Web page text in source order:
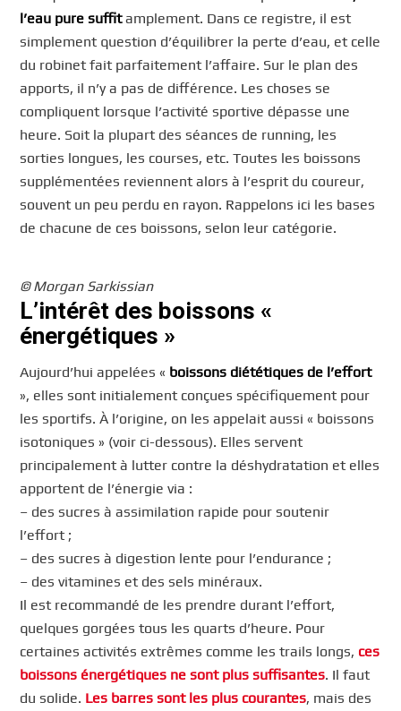
l’eau pure suffitamplement. Dans ce registre, il est
simplement question d’équilibrer la perte d’eau, et celle
du robinet fait parfaitement l’affaire. Sur le plan des
apports, il n’y a pas de différence. Les choses se
compliquent lorsque l’activité sportive dépasse une
heure. Soit la plupart des séances de running, les
sorties longues, les courses, etc. Toutes les boissons
supplémentées reviennent alors à l’esprit du coureur,
souvent un peu perdu en rayon. Rappelons ici les bases
de chacune de ces boissons, selon leur catégorie.
© Morgan Sarkissian
L’intérêt des boissons «
énergétiques »
Aujourd’hui appelées « boissons diététiques de l’effort
», elles sont initialement conçues spécifiquement pour
les sportifs. À l’origine, on les appelait aussi « boissons
isotoniques » (voir ci-dessous). Elles servent
principalement à lutter contre la déshydratation et elles
apportent de l’énergie via :
– des sucres à assimilation rapide pour soutenir
l’effort ;
– des sucres à digestion lente pour l’endurance ;
– des vitamines et des sels minéraux.
Il est recommandé de les prendre durant l’effort,
quelques gorgées tous les quarts d’heure. Pour
certaines activités extrêmes comme les trails longs, ces
boissons énergétiques ne sont plus suffisantes. Il faut
du solide. Les barres sont les plus courantes, mais des